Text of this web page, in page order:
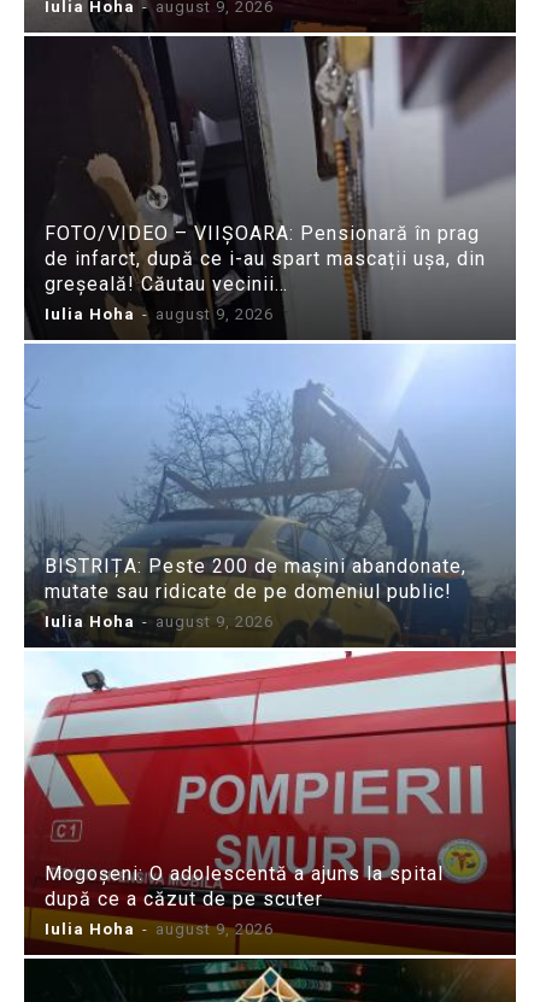
Iulia Hoha - august 9, 2026
FOTO/VIDEO – VIIȘOARA: Pensionară în prag
de infarct, după ce i-au spart mascații ușa, din
greșeală! Căutau vecinii…
Iulia Hoha - august 9, 2026
BISTRIȚA: Peste 200 de mașini abandonate,
mutate sau ridicate de pe domeniul public!
Iulia Hoha - august 9, 2026
Mogoșeni: O adolescentă a ajuns la spital
după ce a căzut de pe scuter
Iulia Hoha - august 9, 2026